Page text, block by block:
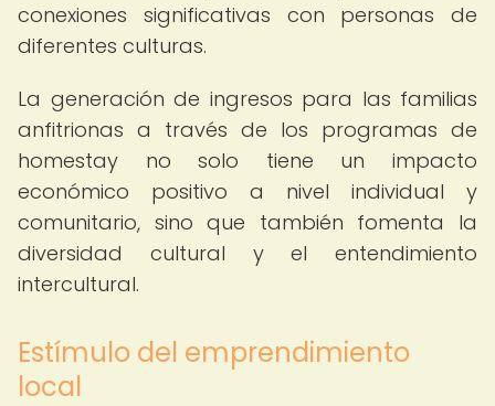
conexiones significativas con personas de
diferentes culturas.
La generación de ingresos para las familias
anfitrionas a través de los programas de
homestay no solo tiene un impacto
económico positivo a nivel individual y
comunitario, sino que también fomenta la
diversidad cultural y el entendimiento
intercultural.
Estímulo del emprendimiento
local